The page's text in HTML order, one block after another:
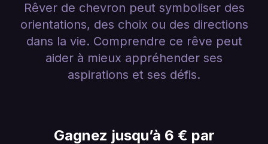
Rêver de chevron peut symboliser des
orientations, des choix ou des directions
dans la vie. Comprendre ce rêve peut
aider à mieux appréhender ses
aspirations et ses défis.
Gagnez jusqu’à 6 € par